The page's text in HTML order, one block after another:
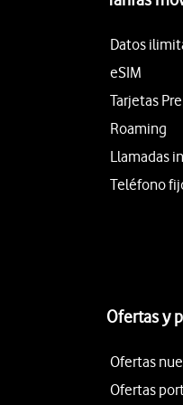
Datos
eSIM
Tarjetas
Roaming
Llamadas
Teléfono
Ofertas y
Ofertas
Ofertas